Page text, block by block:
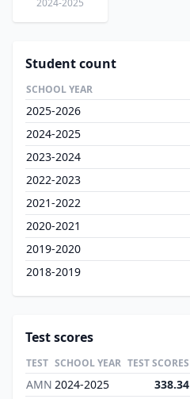
2024-2025
Student count
SCHOOL YEAR
2025-2026
2024-2025
2023-2024
2022-2023
2021-2022
2020-2021
2019-2020
2018-2019
Test scores
TEST SCHOOL YEAR TEST SCORES
AMN 2024-2025 338.34